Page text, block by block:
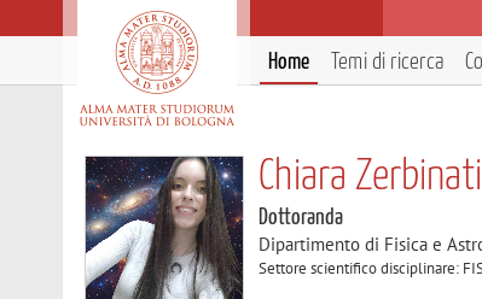
Home Temi di ricerca
Chiara Zerbinati
Dottoranda
Dipartimento di Fisica e
Settore scientifico disciplinare: